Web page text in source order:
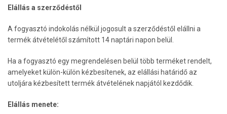
Elállás a szerződéstől
A fogyasztó indokolás nélkül jogosult a szerződéstől elállni a
termék átvételétől számított 14 naptári napon belül.
Ha a fogyasztó egy megrendelésen belül több terméket rendelt,
amelyeket külön-külön kézbesítenek, az elállási határidő az
utoljára kézbesített termék átvételének napjától kezdődik.
Elállás menete: